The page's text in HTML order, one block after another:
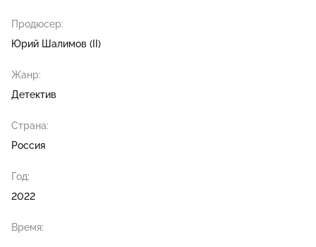
Продюсер:
Юрий Шалимов (II)
Жанр:
Детектив
Страна:
Россия
Год:
2022
Время: